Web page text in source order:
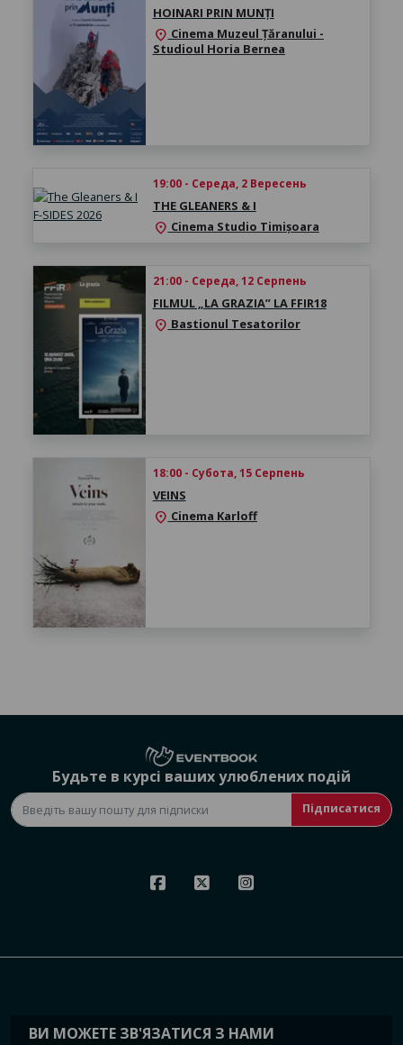
HOINARI PRIN MUNȚI
location_on Cinema Muzeul Țăranului -
Studioul Horia Bernea
19:00 - Середа, 2 Вересень
THE GLEANERS & I
location_on Cinema Studio Timișoara
21:00 - Середа, 12 Серпень
FILMUL „LA GRAZIA” LA FFIR18
location_on Bastionul Tesatorilor
18:00 - Субота, 15 Серпень
VEINS
location_on Cinema Karloff
Будьте в курсі ваших улюблених подій
Підписатися
ВИ МОЖЕТЕ ЗВ'ЯЗАТИСЯ З НАМИ